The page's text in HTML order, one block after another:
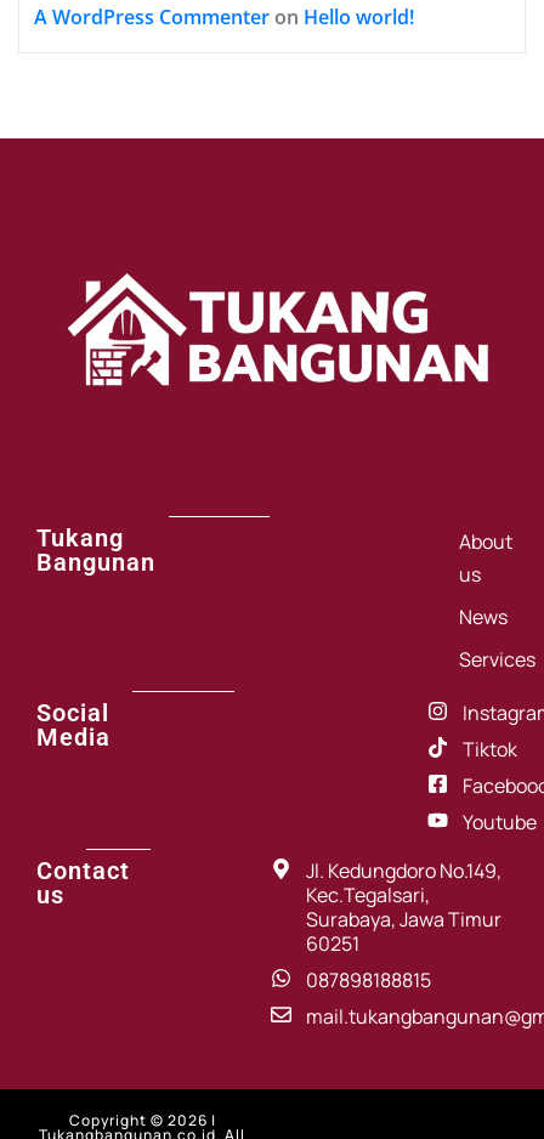
A WordPress Commenter on Hello world!
Tukang
Bangunan
About
us
News
Services
Social
Media
Tiktok
Youtube
Contact
us
Jl. Kedungdoro No.149,
Kec.Tegalsari,
Surabaya, Jawa Timur
60251
087898188815
Copyright © 2026 |
Tukangbangunan.co.id. All